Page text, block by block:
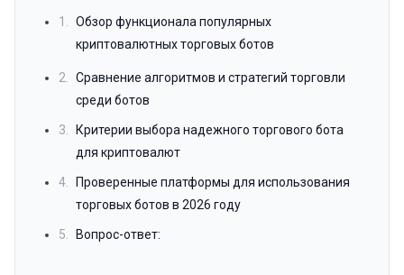
1.
Обзор функционала популярных
криптовалютных торговых ботов
2.
Сравнение алгоритмов и стратегий торговли
среди ботов
3.
Критерии выбора надежного торгового бота
для криптовалют
4.
Проверенные платформы для использования
торговых ботов в 2026 году
5. Вопрос-ответ: